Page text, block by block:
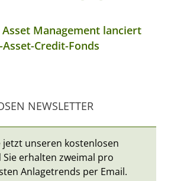
Management lanciert
Credit-Fonds
NEWSLETTER
jetzt unseren kostenlosen
erhalten zweimal pro
Anlagetrends per Email.